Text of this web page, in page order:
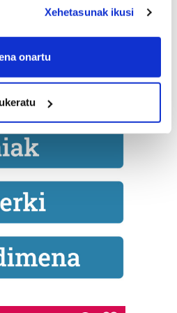
like to:
about your geographical
by actively scanning it for
(fingerprinting)
your personal data is processed
in thedetails section
datu pertsonalak
IP zenbakia, besteak beste,
adibidez, iragarki eta eduki
iragarkiak eta edukia
informazioa biltzeko eta
datuak nork eta zertarako
Xehetasunak ikusi
onartu